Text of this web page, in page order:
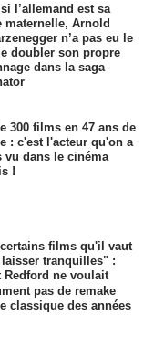
l’allemand est sa
maternelle, Arnold
n’a pas eu le
doubler son propre
dans la saga
300 films en 47 ans de
: c'est l'acteur qu'on a
vu dans le cinéma
!
films qu'il vaut
tranquilles" :
Redford ne voulait
pas de remake
classique des années